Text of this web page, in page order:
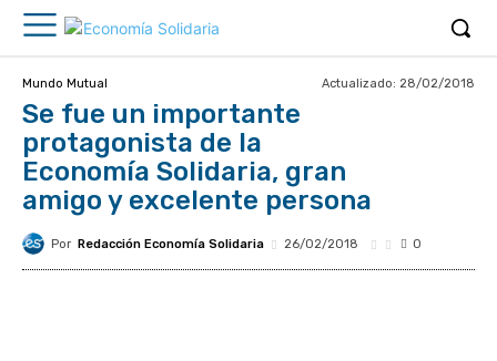
Mundo Mutual Actualizado: 28/02/2018
Se fue un importante
protagonista de la
Economía Solidaria, gran
amigo y excelente persona
Por Redacción Economía Solidaria 26/02/2018 0